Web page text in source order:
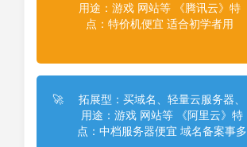
用途：游戏 网站等 《腾讯云》特
点：特价机便宜 适合初学者用
🚀
拓展型：买域名、轻量云服务器、
用途：游戏 网站等 《阿里云》特
点：中档服务器便宜 域名备案事多